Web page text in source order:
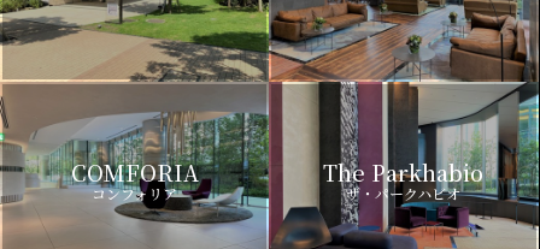
COMFORIA
コンフォリア
The Parkhabio
ザ・パークハビオ